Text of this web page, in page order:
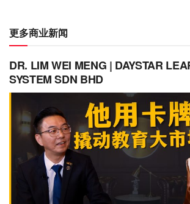
更多商业新闻
DR. LIM WEI MENG | DAYSTAR
SYSTEM SDN BHD